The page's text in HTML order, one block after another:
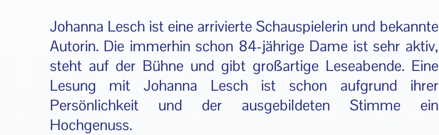
Johanna Lesch ist eine arrivierte Schauspielerin und bekannte
Autorin. Die immerhin schon 84-jährige Dame ist sehr aktiv,
steht auf der Bühne und gibt großartige Leseabende. Eine
Lesung mit Johanna Lesch ist schon aufgrund ihrer
Persönlichkeit und der ausgebildeten Stimme ein
Hochgenuss.